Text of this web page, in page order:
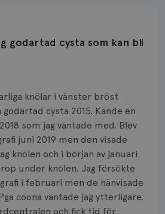
godartad cysta som kan bli
knölar i vänster bröst
cysta 2015. Kände en
som jag väntade med. Blev
juni 2019 men den visade
knölen och i början av januari
under knölen. Jag försökte
i februari men de hänvisade
coona väntade jag ytterligare.
och fick tid för